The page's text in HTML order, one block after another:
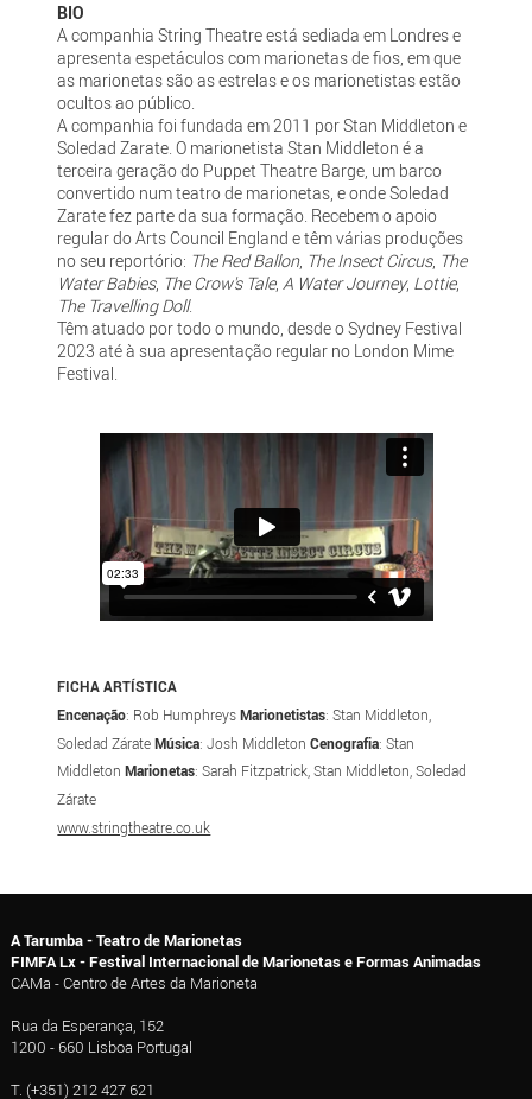
BIO
A companhia String Theatre está sediada em Londres e
apresenta espetáculos com marionetas de fios, em que
as marionetas são as estrelas e os marionetistas estão
ocultos ao público.
A companhia foi fundada em 2011 por Stan Middleton e
Soledad Zarate. O marionetista Stan Middleton é a
terceira geração do Puppet Theatre Barge, um barco
convertido num teatro de marionetas, e onde Soledad
Zarate fez parte da sua formação. Recebem o apoio
regular do Arts Council England e têm várias produções
no seu reportório: The Red Ballon, The Insect Circus, The
Water Babies, The Crow's Tale,A Water Journey, Lottie,
The Travelling Doll.
Têm atuado por todo o mundo, desde o Sydney Festival
2023 até à sua apresentação regular no London Mime
Festival.
FICHA ARTÍSTICA
Encenação: Rob HumphreysMarionetistas: Stan Middleton,
Soledad ZárateMúsica: Josh MiddletonCenografia: Stan
MiddletonMarionetas: Sarah Fitzpatrick, Stan Middleton, Soledad
Zárate
www.stringtheatre.co.uk
A Tarumba - Teatro de Marionetas
FIMFA Lx - Festival Internacional de Marionetas e Formas Animadas
CAMa - Centro de Artes da Marioneta
Rua da Esperança, 152
1200 - 660 Lisboa Portugal
T. (+351) 212 427 621